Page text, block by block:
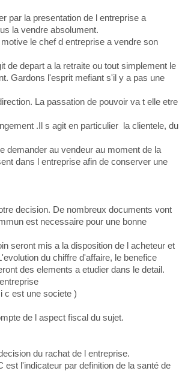
par la presentation de l entreprise a
la vendre absolument.
le chef d entreprise a vendre son
de depart a la retraite ou tout simplement le
Gardons l'esprit mefiant s'il y a pas une
La passation de pouvoir va t elle etre
.Il s agit en particulier la clientele, du
demander au vendeur au moment de la
dans l entreprise afin de conserver une
decision. De nombreux documents vont
est necessaire pour une bonne
seront mis a la disposition de l acheteur et
du chiffre d'affaire, le benefice
des elements a etudier dans le detail.
c est une societe )
de l aspect fiscal du sujet.
du rachat de l entreprise.
l'indicateur par definition de la santé de